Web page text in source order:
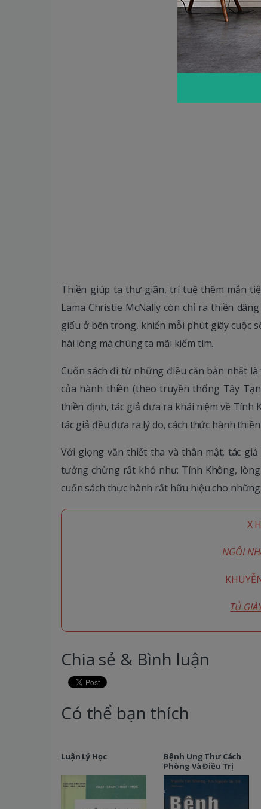
Thiền giúp ta thư giãn, trí tuệ thêm mẫn
Lama Christie McNally còn chỉ ra thiền
giấu ở bên trong, khiến mỗi phút giây cuộc
hài lòng mà chúng ta mãi kiếm tìm.
Cuốn sách đi từ những điều căn bản nhất
của hành thiền (theo truyền thống Tây
thiền định, tác giả đưa ra khái niệm về Tính
tác giả đều đưa ra lý do, cách thức hành
Với giọng văn thiết tha và thân mật, tác
tưởng chừng rất khó như: Tính Không,
cuốn sách thực hành rất hữu hiệu cho
X
NGÔI
TỦ
Chia sẻ & Bình luận
Có thể bạn thích
Luận Lý Học
Bệnh Ung Thư Cách
Phòng Và Điều Trị